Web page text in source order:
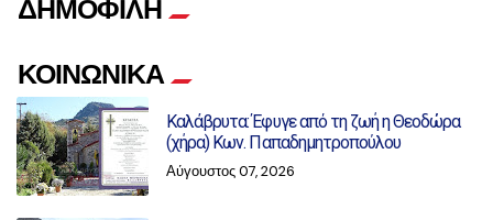
ΔΗΜΟΦΙΛΗ
ΚΟΙΝΩΝΙΚΑ
Καλάβρυτα: Έφυγε από τη ζωή η Θεοδώρα
(χήρα) Κων. Παπαδημητροπούλου
Αύγουστος 07, 2026